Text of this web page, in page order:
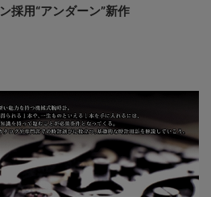
ン採用“アンダーン”新作